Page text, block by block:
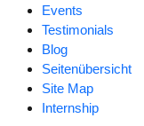
Events
Testimonials
Blog
Seitenübersicht
Site Map
Internship